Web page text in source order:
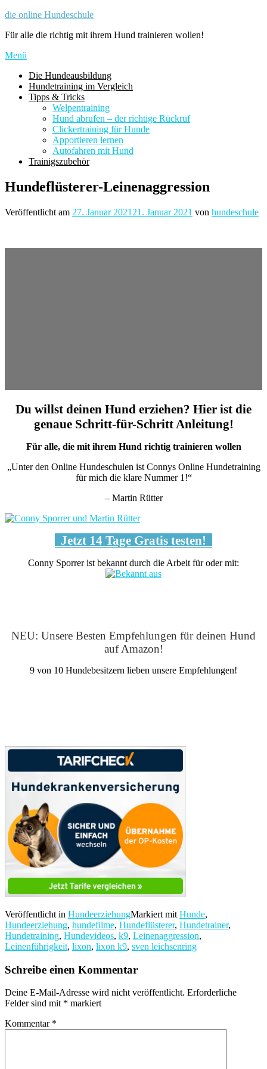
Zum
springen
die online Hundeschule
Für alle die richtig mit ihrem Hund trainieren wollen!
Menü
Die Hundeausbildung
Hundetraining im Vergleich
Tipps & Tricks
Welpentraining
Hund abrufen – der richtige Rückruf
Clickertraining für Hunde
Apportieren lernen
Autofahren mit Hund
Trainigszubehör
Hundeflüsterer-Leinenaggression
Veröffentlicht am 27. Januar 2021 21. Januar 2021 von hundeschule
Du willst deinen Hund erziehen? Hier ist die
genaue Schritt-für-Schritt Anleitung!
Für alle, die mit ihrem Hund richtig trainieren wollen
„Unter den Online Hundeschulen ist Connys Online Hundetraining
für mich die klare Nummer 1!“
– Martin Rütter
Jetzt 14 Tage Gratis testen!
Conny Sporrer ist bekannt durch die Arbeit für oder mit:
NEU: Unsere Besten Empfehlungen für deinen Hund
auf Amazon!
9 von 10 Hundebesitzern lieben unsere Empfehlungen!
Veröffentlicht in HundeerziehungMarkiert mit Hunde,
Hundeerziehung, hundefilme, Hundeflüsterer, Hundetrainer,
Hundetraining, Hundevideos, k9, Leinenaggression,
Leinenführigkeit, lixon, lixon k9, sven leichsenring
Schreibe einen Kommentar
Deine E-Mail-Adresse wird nicht veröffentlicht. Erforderliche
Felder sind mit * markiert
Kommentar *